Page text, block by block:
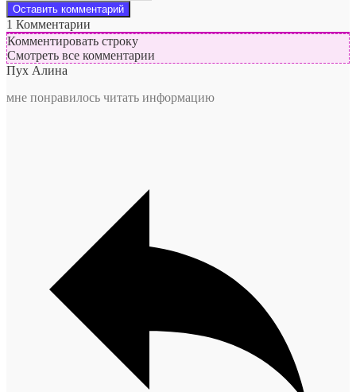
1 Комментарии
Комментировать строку
Смотреть все комментарии
Пух Алина
мне понравилось читать информацию